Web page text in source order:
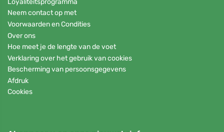
Neem contact op met
Voorwaarden en Condities
Over ons
Hoe meet je de lengte van de voet
Verklaring over het gebruik van cookies
Bescherming van persoonsgegevens
Afdruk
Cookies